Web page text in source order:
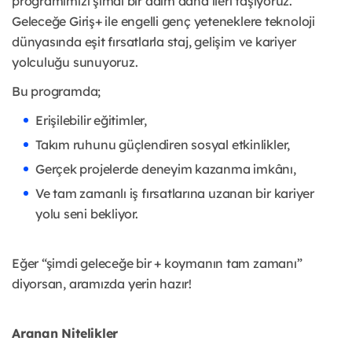
Geleceğe Giriş+ ile engelli genç yeteneklere teknoloji
dünyasında eşit fırsatlarla staj, gelişim ve kariyer
yolculuğu sunuyoruz.
Bu programda;
Erişilebilir eğitimler,
Takım ruhunu güçlendiren sosyal etkinlikler,
Gerçek projelerde deneyim kazanma imkânı,
Ve tam zamanlı iş fırsatlarına uzanan bir kariyer
yolu seni bekliyor.
Eğer “şimdi geleceğe bir + koymanın tam zamanı”
diyorsan, aramızda yerin hazır!
Aranan Nitelikler